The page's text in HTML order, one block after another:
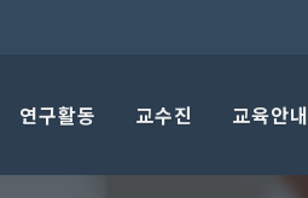
연구활동 교수진 교육안내